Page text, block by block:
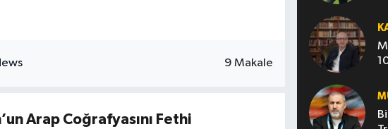
9 Makale
Arap Coğrafyasını Fethi